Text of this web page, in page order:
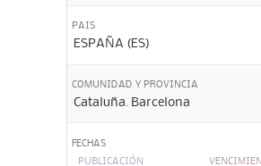
PAIS
ESPAÑA (ES)
COMUNIDAD Y PROVINCIA
Cataluña. Barcelona
FECHAS
PUBLICACIÓN